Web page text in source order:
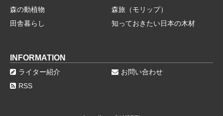
森の動植物
森旅（モリップ）
田舎暮らし
知っておきたい日本の木材
INFORMATION
ライター紹介
お問い合わせ
RSS